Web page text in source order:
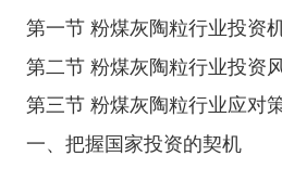
第一节 粉煤灰陶粒行业投资
第二节 粉煤灰陶粒行业投资
第三节 粉煤灰陶粒行业应对
一、把握国家投资的契机